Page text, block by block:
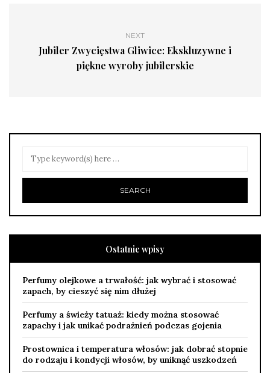
NEXT
Jubiler Zwycięstwa Gliwice: Ekskluzywne i
piękne wyroby jubilerskie
Ostatnie wpisy
Perfumy olejkowe a trwałość: jak wybrać i stosować
zapach, by cieszyć się nim dłużej
Perfumy a świeży tatuaż: kiedy można stosować
zapachy i jak unikać podrażnień podczas gojenia
Prostownica i temperatura włosów: jak dobrać stopnie
do rodzaju i kondycji włosów, by uniknąć uszkodzeń